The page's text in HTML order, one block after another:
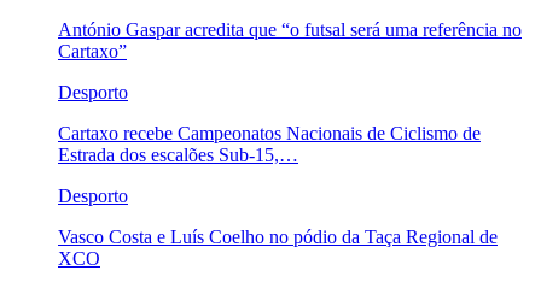
António Gaspar acredita que “o futsal será uma referência no
Cartaxo”
Desporto
Cartaxo recebe Campeonatos Nacionais de Ciclismo de
Estrada dos escalões Sub-15,…
Desporto
Vasco Costa e Luís Coelho no pódio da Taça Regional de
XCO